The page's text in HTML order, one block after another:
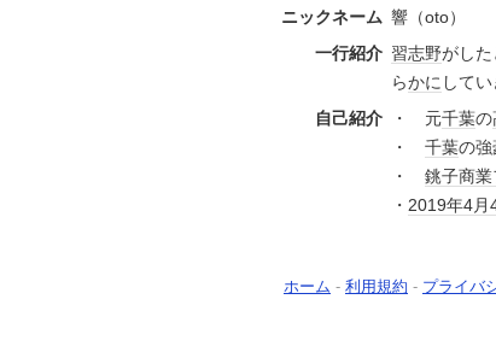
ニックネーム 響（oto）
一行紹介 習志野がした
らかに してい
自己紹介
・ 元千葉の
・ 千葉の強
・ 銚子商業
・ 2019年4月
ホーム - 利用規約 - プライバ